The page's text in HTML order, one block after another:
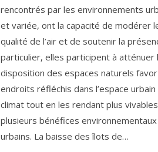
rencontrés par les environnements
et variée, ont la capacité de modérer
qualité de l’air et de soutenir la
particulier, elles participent à
disposition des espaces naturels
endroits réfléchis dans l’espace
climat tout en les rendant plus
plusieurs bénéfices
urbains. La baisse des îlots de…